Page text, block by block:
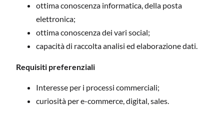
ottima conoscenza informatica, della posta
elettronica;
ottima conoscenza dei vari social;
capacità di raccolta analisi ed elaborazione dati.
Requisiti preferenziali
Interesse per i processi commerciali;
curiosità per e-commerce, digital, sales.